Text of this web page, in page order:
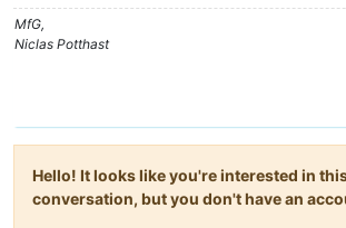
MfG,
Niclas Potthast
Hello! It looks like you're interested in
conversation, but you don't have an